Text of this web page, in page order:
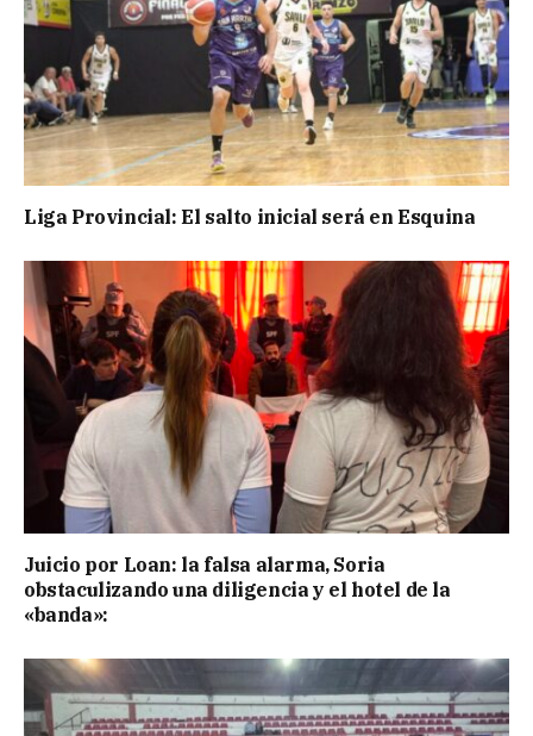
Liga Provincial: El salto inicial será en Esquina
Juicio por Loan: la falsa alarma, Soria
obstaculizando una diligencia y el hotel de la
«banda»: